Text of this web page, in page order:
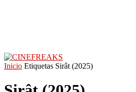
Inicio Etiquetas Sirât (2025)